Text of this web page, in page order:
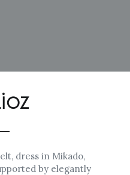
dress in Mikado,
by elegantly